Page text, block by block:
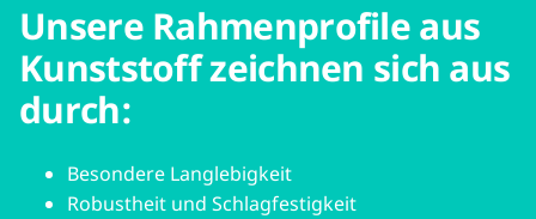
Unsere Rahmenprofile aus
Kunststoff zeichnen sich aus
durch:
Besondere Langlebigkeit
Robustheit und Schlagfestigkeit